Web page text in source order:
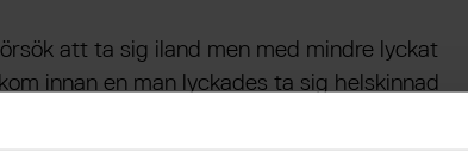
att ta sig iland men med mindre lyckat
innan en man lyckades ta sig helskinnad